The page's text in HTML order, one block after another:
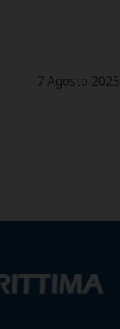
7 Agosto 2025